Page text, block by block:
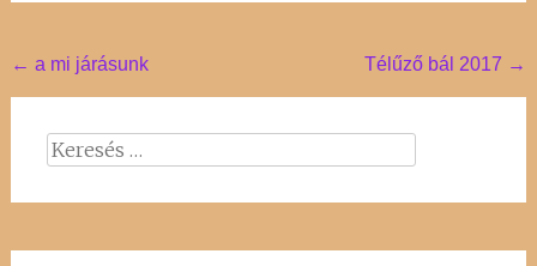
Post
navigation
← a mi járásunk Télűző bál 2017 →
Keresés: